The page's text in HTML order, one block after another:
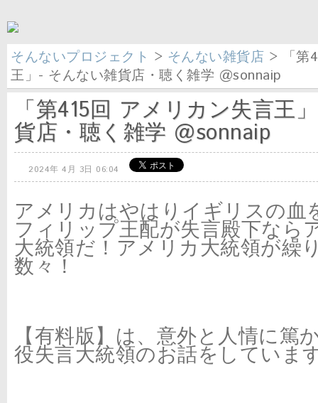
そんないプロジェクト > そんない雑貨店 > 「第
王」- そんない雑貨店・聴く雑学 @sonnaip
「第415回 アメリカン失言王
貨店・聴く雑学 @sonnaip
2024年 4月 3日 06:04
アメリカはやはりイギリスの血
フィリップ王配が失言殿下なら
大統領だ！アメリカ大統領が繰
数々！
【有料版】は、意外と人情に篤
役失言大統領のお話をしていま